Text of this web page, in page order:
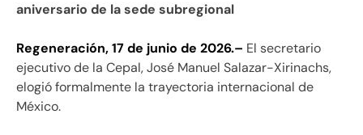
aniversario de la sede subregional
Regeneración, 17 de junio de 2026.– El secretario
ejecutivo de la Cepal, José Manuel Salazar-Xirinachs,
elogió formalmente la trayectoria internacional de
México.